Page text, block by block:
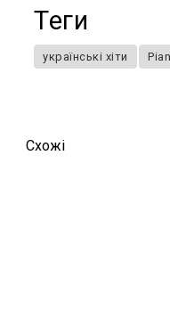
Теги
українські хіти
Схожi